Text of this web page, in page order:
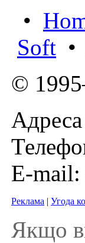
•
Soft •
©
Адреса
E-mail:
Реклама | Угода
Якщо